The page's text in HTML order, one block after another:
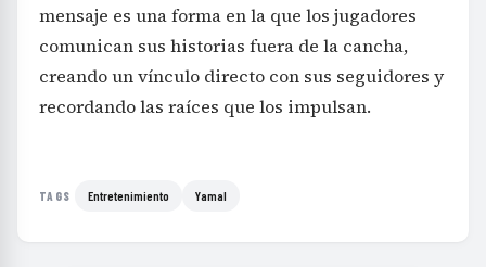
mensaje es una forma en la que los jugadores
comunican sus historias fuera de la cancha,
creando un vínculo directo con sus seguidores y
recordando las raíces que los impulsan.
TAGS Entretenimiento Yamal